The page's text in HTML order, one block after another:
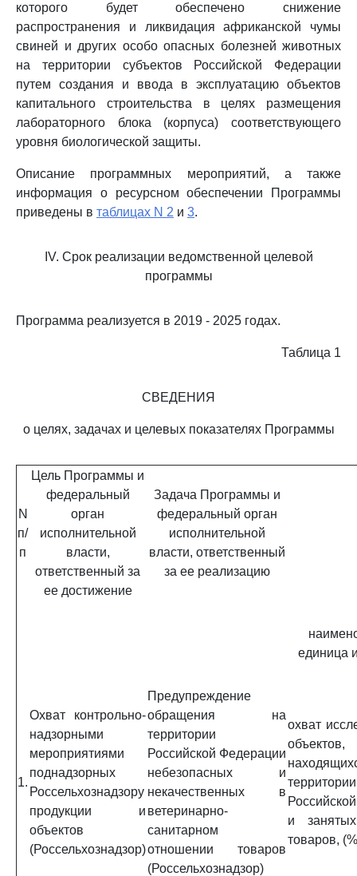
которого будет обеспечено снижение
распространения и ликвидация африканской чумы
свиней и других особо опасных болезней животных
на территории субъектов Российской Федерации
путем создания и ввода в эксплуатацию объектов
капитального строительства в целях размещения
лабораторного блока (корпуса) соответствующего
уровня биологической защиты.
Описание программных мероприятий, а также
информация о ресурсном обеспечении Программы
приведены в таблицах N 2 и 3.
IV. Срок реализации ведомственной целевой
программы
Программа реализуется в 2019 - 2025 годах.
Таблица 1
СВЕДЕНИЯ
о целях, задачах и целевых показателях Программы
N
п/
п
Цель Программы и
федеральный
орган
исполнительной
власти,
ответственный за
ее достижение
Задача Программы и
федеральный орган
исполнительной
власти, ответственный
за ее реализацию
единица
1.
Охват контрольно-
надзорными
мероприятиями
поднадзорных
Россельхознадзору
продукции и
объектов
(Россельхознадзор)
Предупреждение
обращения на
территории
Российской Федерации
небезопасных и
некачественных в
ветеринарно-
санитарном
отношении товаров
(Россельхознадзор)
охват
объектов,
территории
и
товаров,